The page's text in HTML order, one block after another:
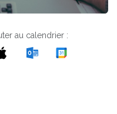
au calendrier :